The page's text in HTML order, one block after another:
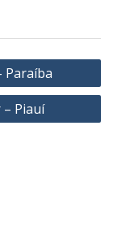
Paraíba
Piauí